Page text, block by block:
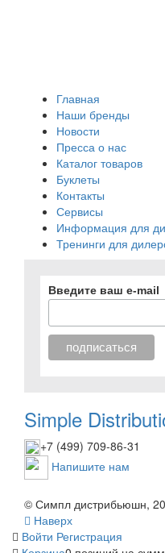
Главная
Наши бренды
Новости
Пресса о нас
Каталог товаров
Буклеты
Контакты
Сервисы
Информация для
Тренинги для
Введите ваш e-mail
Simple
+7 (499) 709-86-31
Напишите нам
© Симпл дистрибьюшн,
Наверх
Войти Регистрация